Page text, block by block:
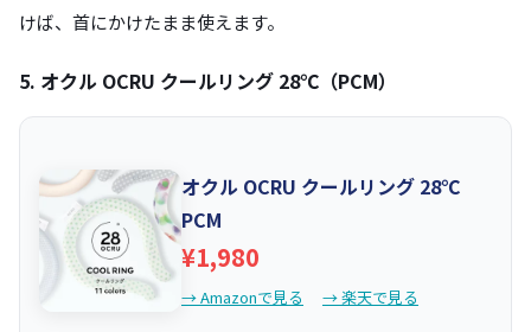
けば、首にかけたまま使えます。
5. オクル OCRU クールリング 28℃（PCM）
オクル OCRU クールリング 28℃
PCM
¥1,980
→ Amazonで見る → 楽天で見る